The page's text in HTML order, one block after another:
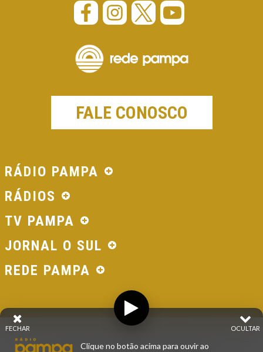
FALE CONOSCO
RÁDIO PAMPA
RÁDIOS
TV PAMPA
JORNAL O SUL
REDE PAMPA
© 2026 - Direitos Reservados - Rádio Pampa - Rede
Pampa de Comunicação | RS - Brasil.
OCULTAR
FECHAR
Clique no botão acima para ouvir ao